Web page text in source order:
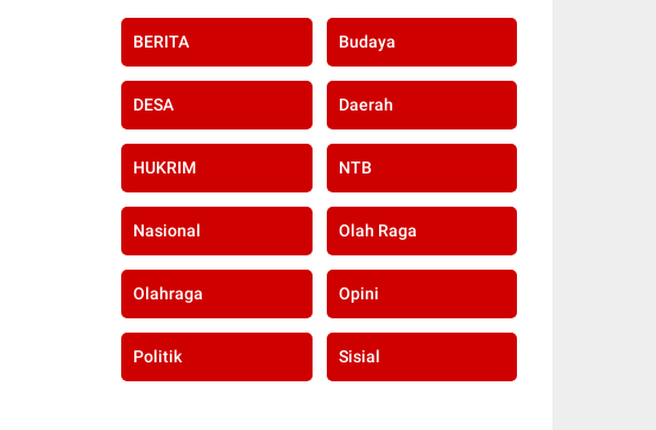
BERITA Budaya
DESA Daerah
HUKRIM NTB
Nasional Olah Raga
Olahraga Opini
Politik Sisial